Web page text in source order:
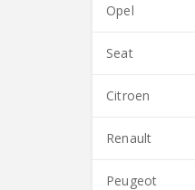
Opel
Seat
Citroen
Renault
Peugeot